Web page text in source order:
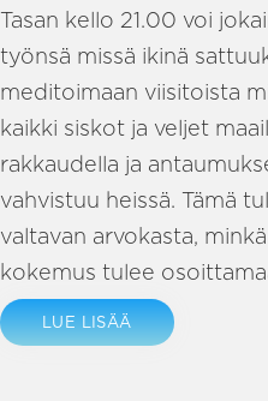
Tasan kello 21.00 voi
työnsä missä ikinä
meditoimaan viisitoista
kaikki siskot ja veljet
rakkaudella ja
vahvistuu heissä. Tämä
valtavan arvokasta,
kokemus tulee
LUE LISÄÄ